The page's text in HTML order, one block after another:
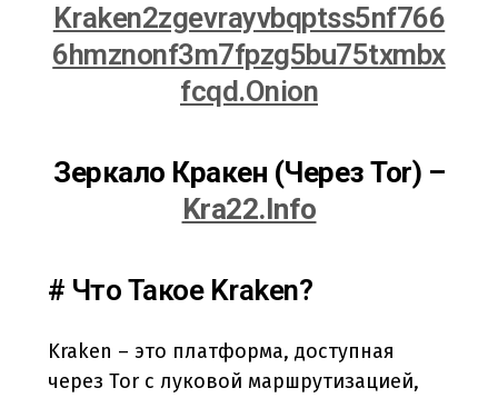
Kraken2zgevrayvbqptss5nf766
6hmznonf3m7fpzg5bu75txmbx
Fcqd.onion
Зеркало Кракен (Через Tor) –
Kra22.info
# Что Такое Kraken?
Kraken – это платформа, доступная
через Tor с луковой маршрутизацией,